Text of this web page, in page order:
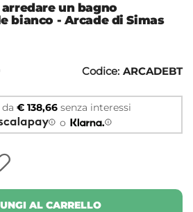
un bagno
bianco - Arcade di Simas
Codice: ARCADEBT
€ 138,66senza interessi
o
AL CARRELLO